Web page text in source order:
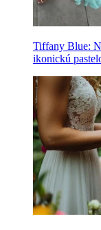
Tiffany Blue:
ikonickú